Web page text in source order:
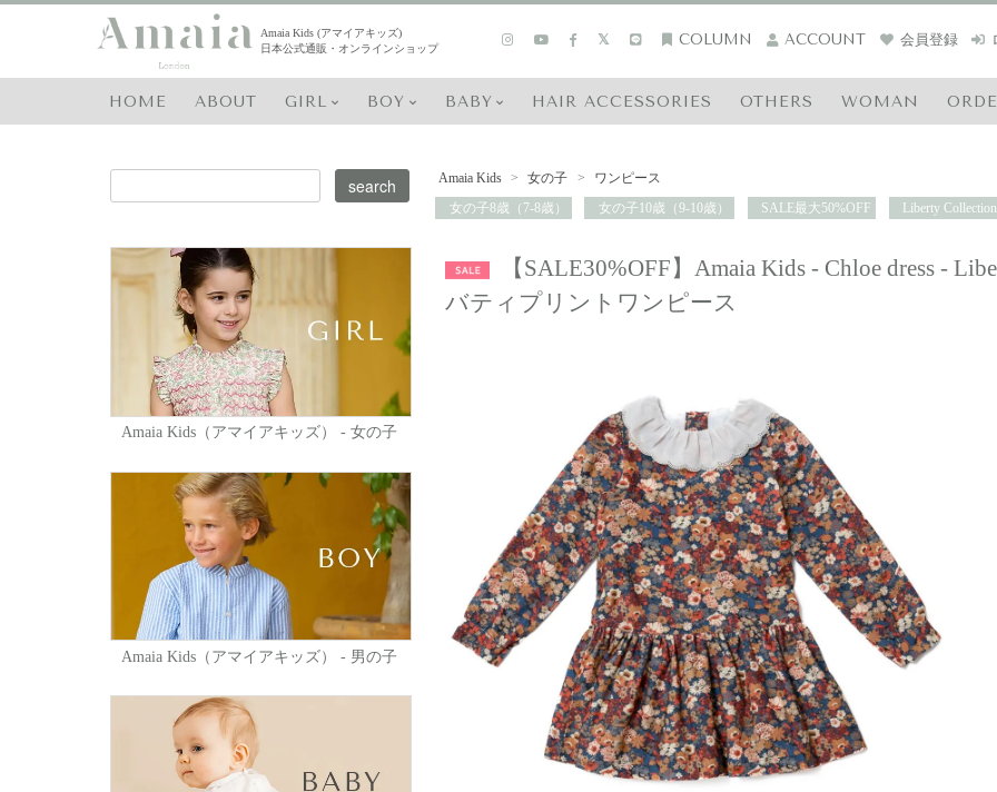
Amaia Kids (アマイアキッズ)
日本公式通販・オンラインショップ
COLUMN ACCOUNT 会員登録
HOME ABOUT GIRL BOY BABY HAIR ACCESSORIES OTHERS WOMAN
Amaia Kids > 女の子 >
ワンピース
女の子8歳（7-8歳）
女の子10歳（9-10歳） SALE最大50%OFF Liberty Collection
【SALE30%OFF】Amaia Kids - Chloe dress -
バティプリントワンピース
Amaia Kids（アマイアキッズ） - 女の子
Amaia Kids（アマイアキッズ） - 男の子